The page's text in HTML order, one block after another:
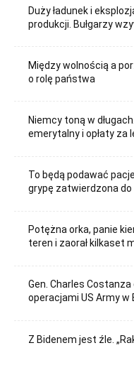
Duży ładunek i
produkcji. Bułgarzy
Między wolnością a
o rolę państwa
Niemcy toną w
emerytalny i opłaty za
To będą podawać
grypę zatwierdzona
Potężna orka, panie
teren i zaorał kilkaset
Gen. Charles
operacjami US Army w
Z Bidenem jest źle.